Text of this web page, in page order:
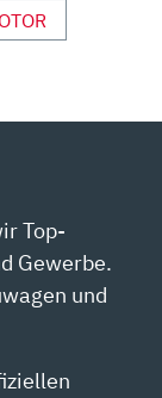
Top-
Gewerbe.
und